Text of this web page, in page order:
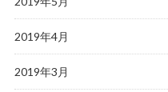
2019年4月
2019年3月